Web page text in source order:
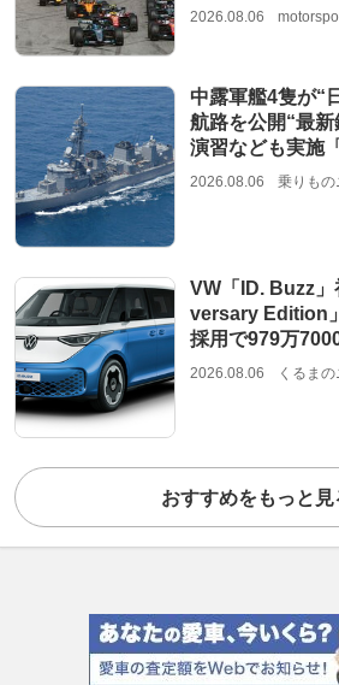
2026.08.06
中露軍艦4隻が“
航路を公開“最
演習なども実施
2026.08.06 乗りもの
VW「ID. Buzz
versary Edition
採用で979万
2026.08.06 くるま
おすすめをもっと見